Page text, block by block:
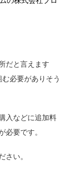
だと言えます
必要がありそう
入などに追加料
要です。
い。